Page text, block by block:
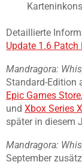
Detaillierte
Update 1.6 Patch
Mandragora:
Standard-Edition
Epic Games Store,
und Xbox Series
später in diesem
Mandragora:
September